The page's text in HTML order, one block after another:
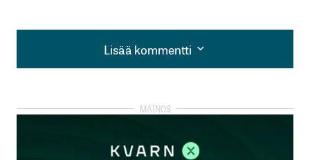
Lisää kommentti
Lisää kommentti
kirjautua
rekisteröityä